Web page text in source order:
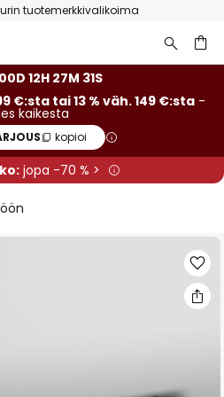
tuotemerkkivalikoima
00D 12H 27M 31S
€:sta tai 13 % väh. 149 €:sta -
kaikesta
kopioi
jopa -70 % >